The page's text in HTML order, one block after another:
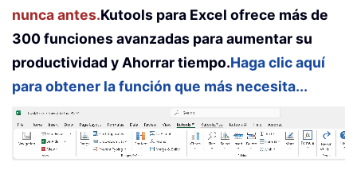
nunca antes.Kutools para Excel ofrece más de
300 funciones avanzadas para aumentar su
productividad y Ahorrar tiempo.Haga clic aquí
para obtener la función que más necesita...